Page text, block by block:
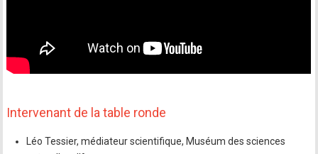
Intervenant de la table ronde
Léo Tessier, médiateur scientifique, Muséum des sciences